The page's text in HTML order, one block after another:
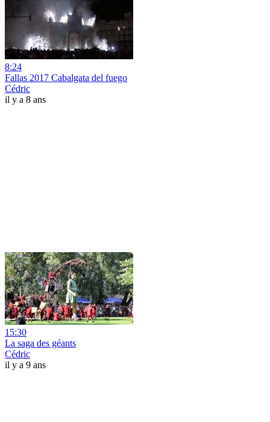
8:24
Fallas 2017 Cabalgata del fuego
Cédric
il y a 8 ans
15:30
La saga des géants
Cédric
il y a 9 ans